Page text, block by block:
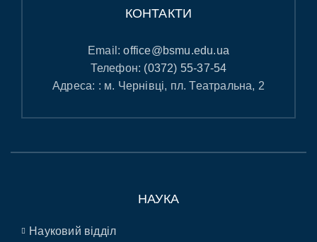
КОНТАКТИ
Email:office@bsmu.edu.ua
Телефон: (0372) 55-37-54
Адреса: : м. Чернівці, пл. Театральна, 2
НАУКА
Науковий відділ